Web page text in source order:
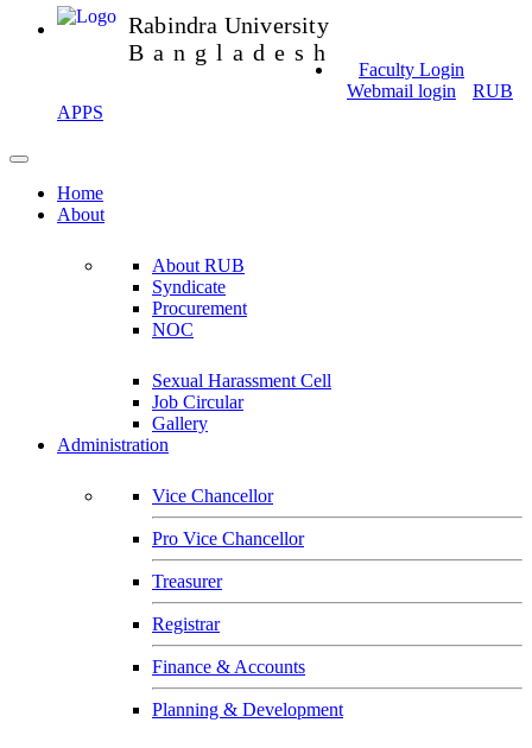
Rabindra University
Bangladesh
Faculty Login
Webmail login
RUB
APPS
Home
About
About RUB
Syndicate
Procurement
NOC
Sexual Harassment Cell
Job Circular
Gallery
Administration
Vice Chancellor
Pro Vice Chancellor
Treasurer
Registrar
Finance & Accounts
Planning & Development